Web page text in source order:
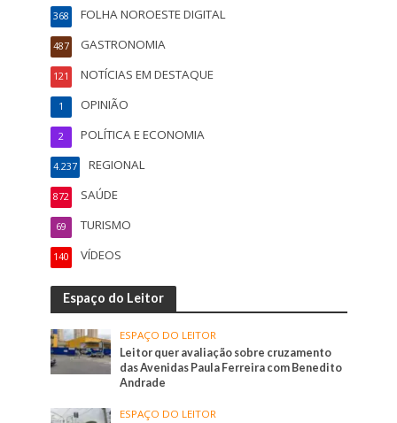
FOLHA NOROESTE DIGITAL
368
GASTRONOMIA
487
NOTÍCIAS EM DESTAQUE
121
OPINIÃO
1
POLÍTICA E ECONOMIA
2
REGIONAL
4.237
SAÚDE
872
TURISMO
69
VÍDEOS
140
Espaço do Leitor
ESPAÇO DO LEITOR
Leitor quer avaliação sobre cruzamento
das Avenidas Paula Ferreira com Benedito
Andrade
ESPAÇO DO LEITOR